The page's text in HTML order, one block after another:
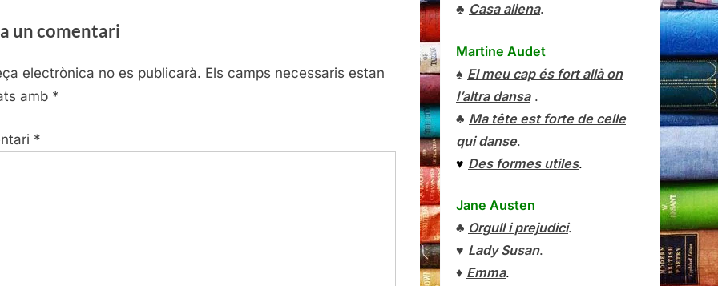
un comentari
electrònica no es publicarà. Els camps necessaris estan
amb *
*
♣ Casa aliena.
Martine Audet
♠ El meu cap és fort allà on
l’altra dansa.
♣ Ma tête est forte de celle
qui danse.
♥ Des formes utiles.
Jane Austen
♣ Orgull i prejudici.
♥ Lady Susan.
♦ Emma.